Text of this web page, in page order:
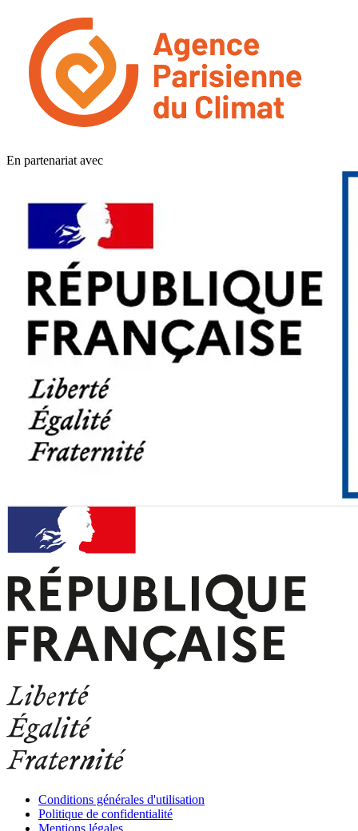
En partenariat avec
Conditions générales d'utilisation
Politique de confidentialité
Mentions légales